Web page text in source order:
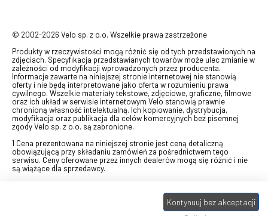
© 2002-2026 Velo sp. z o.o. Wszelkie prawa zastrzeżone
Produkty w rzeczywistości mogą różnić się od tych przedstawionych na
zdjęciach. Specyfikacja przedstawianych towarów może ulec zmianie w
zależności od modyfikacji wprowadzonych przez producenta.
Informacje zawarte na niniejszej stronie internetowej nie stanowią
oferty i nie będą interpretowane jako oferta w rozumieniu prawa
cywilnego. Wszelkie materiały tekstowe, zdjęciowe, graficzne, filmowe
oraz ich układ w serwisie internetowym Velo stanowią prawnie
chronioną własność intelektualną. Ich kopiowanie, dystrybucja,
modyfikacja oraz publikacja dla celów komercyjnych bez pisemnej
zgody Velo sp. z o.o. są zabronione.
1 Cena prezentowana na niniejszej stronie jest ceną detaliczną
obowiązującą przy składaniu zamówień za pośrednictwem tego
serwisu. Ceny oferowane przez innych dealerów mogą się różnić i nie
są wiążące dla sprzedawcy.
swój bon" na towary z oferty VELO, aktualnie dostępnej na stronie
, w ramach sprzedaży premiowej. Dowiedz się jak
stronie promocji. Prezentowana wartość
Kontynuuj bez akceptacji